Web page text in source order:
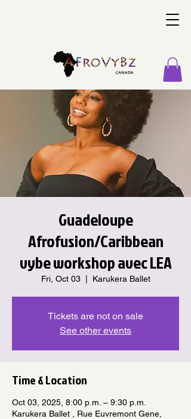
Guadeloupe
Afrofusion/Caribbean
vybe workshop avec LEA
Fri, Oct 03
  |
Karukera Ballet
Tickets are not on sale
See other events
Time & Location
Oct 03, 2025, 8:00 p.m. – 9:30 p.m.
Karukera Ballet , Rue Euvremont Gene,